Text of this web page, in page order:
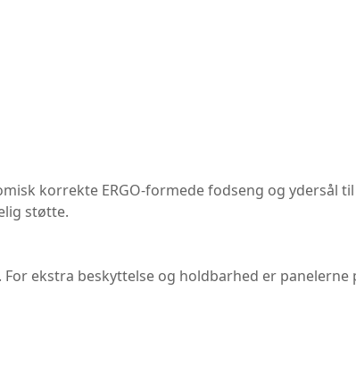
korrekte ERGO-formede fodseng og ydersål
støtte.
ekstra beskyttelse og holdbarhed er panelerne